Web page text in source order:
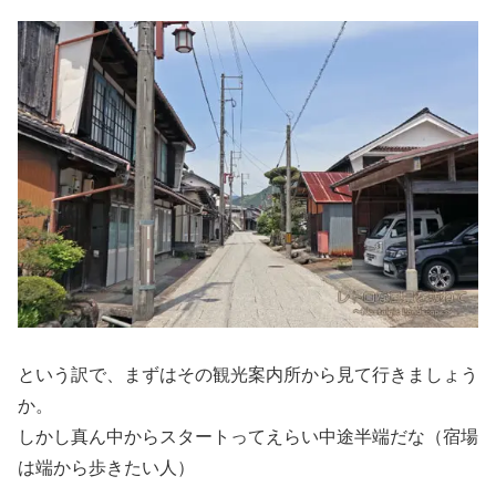
という訳で、まずはその観光案内所から見て行きましょう
か。
しかし真ん中からスタートってえらい中途半端だな（宿場
は端から歩きたい人）